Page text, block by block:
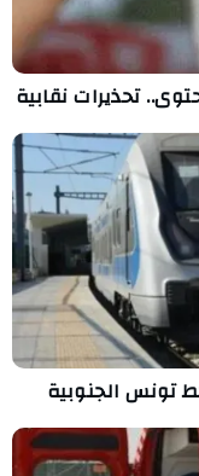
تحذيرات نقابية
تونس الجنوبية